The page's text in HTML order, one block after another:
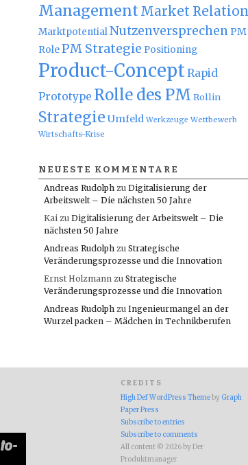
Management Market Relation
MarktpotentialNutzenversprechen PM
RolePM Strategie Positioning
Product-ConceptRapid
Prototype Rolle des PM Rollin
Strategie Umfeld Werkzeuge Wettbewerb
Wirtschafts-Krise
NEUESTE KOMMENTARE
Andreas Rudolph zu Digitalisierung der
Arbeitswelt – Die nächsten 50 Jahre
Kai zu Digitalisierung der Arbeitswelt – Die
nächsten 50 Jahre
Andreas Rudolph zu Strategische
Veränderungsprozesse und die Innovation
Ernst Holzmann zu Strategische
Veränderungsprozesse und die Innovation
Andreas Rudolph zu Ingenieurmangel an der
Wurzel packen – Mädchen in Technikberufen
CREDITS
High Def WordPress Theme by Graph
Paper Press
Subscribe to entries
Subscribe to comments
All content © 2026 by Der
Produktmanager